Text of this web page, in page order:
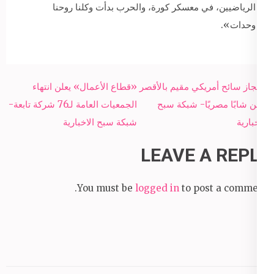
الرياضيين، في معسكر كورة، والحرب بدأت وكلنا روحنا
وحدات».
Post
navigation
«قطاع الأعمال» يعلن انتهاء
الجمعيات العامة لـ76 شركة تابعة-
شبكة سبح الاخبارية
احتجاز سائح أمريكي مقيم بالأقصر
طعن شابًا مصريًا- شبكة سبح
الاخبارية
LEAVE A REPLY
You must be logged in to post a comment.